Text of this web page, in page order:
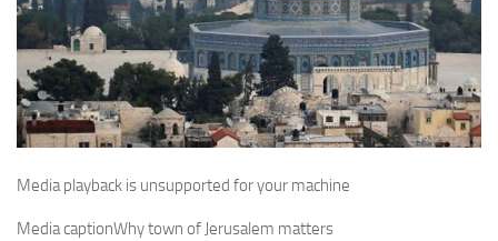
Media playback is unsupported for your machine
Media captionWhy town of Jerusalem matters